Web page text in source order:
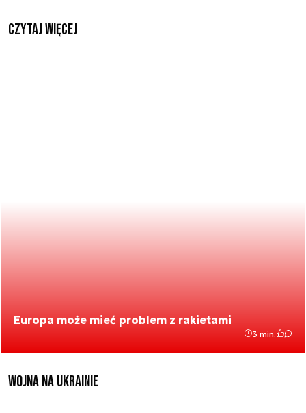
czytaj więcej
Europa może mieć problem z rakietami
3 min.
Wojna na Ukrainie